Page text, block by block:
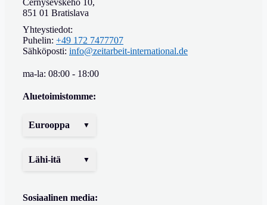
Černyševského 10,
851 01 Bratislava
Yhteystiedot:
Puhelin: +49 172 7477707
Sähköposti: info@zeitarbeit-international.de
ma-la: 08:00 - 18:00
Aluetoimistomme:
Eurooppa
Lähi-itä
Sosiaalinen media: